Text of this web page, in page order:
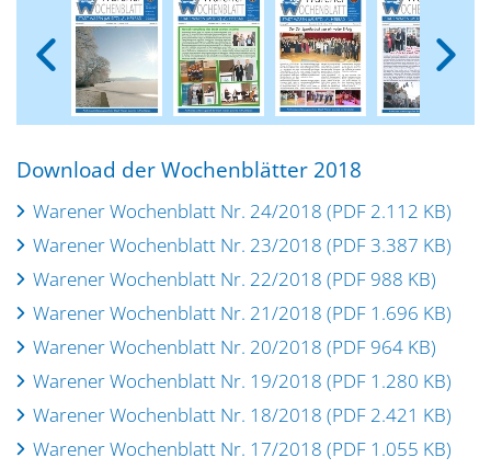
Download der Wochenblätter 2018
Warener Wochenblatt Nr. 24/2018 (PDF 2.112 KB)
Warener Wochenblatt Nr. 23/2018 (PDF 3.387 KB)
Warener Wochenblatt Nr. 22/2018 (PDF 988 KB)
Warener Wochenblatt Nr. 21/2018 (PDF 1.696 KB)
Warener Wochenblatt Nr. 20/2018 (PDF 964 KB)
Warener Wochenblatt Nr. 19/2018 (PDF 1.280 KB)
Warener Wochenblatt Nr. 18/2018 (PDF 2.421 KB)
Warener Wochenblatt Nr. 17/2018 (PDF 1.055 KB)